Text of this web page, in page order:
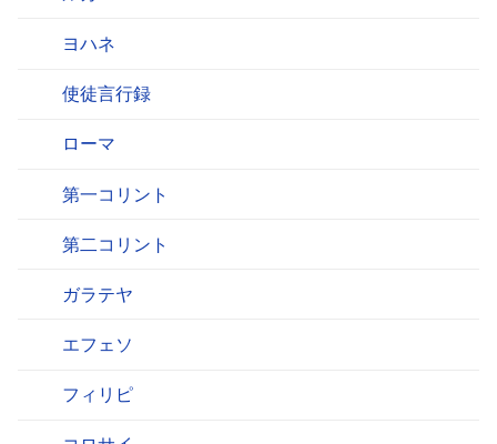
ヨハネ
使徒言行録
ローマ
第一コリント
第二コリント
ガラテヤ
エフェソ
フィリピ